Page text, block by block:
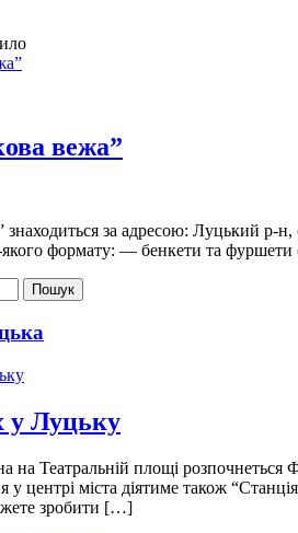
вежа”
знаходиться за адресою: Луцький р-
якого формату: — бенкети та фуршети
у Луцьку
Театральній площі розпочнеться
центрі міста діятиме також
зробити […]